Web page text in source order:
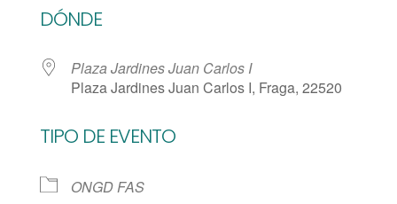
DÓNDE
Plaza Jardines Juan Carlos I
Plaza Jardines Juan Carlos I, Fraga, 22520
TIPO DE EVENTO
ONGD FAS